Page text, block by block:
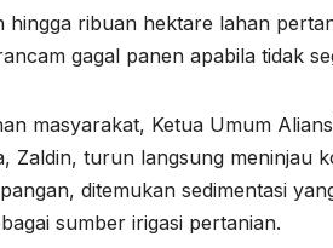
hingga ribuan hektare lahan
gagal panen apabila tidak
masyarakat, Ketua Umum
Zaldin, turun langsung meninjau
ditemukan sedimentasi
sumber irigasi pertanian.